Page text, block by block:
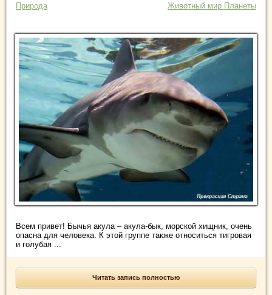
Природа Животный мир Планеты
Всем привет! Бычья акула – акула-бык, морской хищник, очень
опасна для человека. К этой группе также относиться тигровая
и голубая ...
Читать запись полностью